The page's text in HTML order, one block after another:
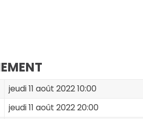
jeudi 11 août 2022 10:00
jeudi 11 août 2022 20:00